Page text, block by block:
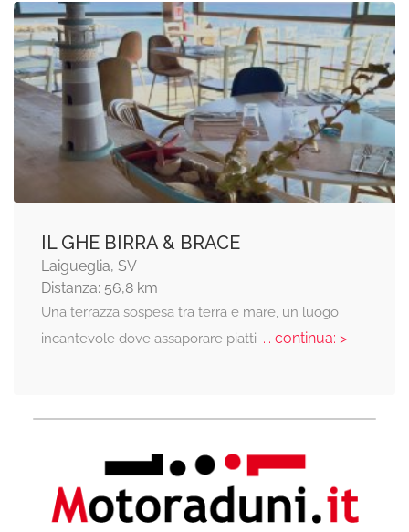
IL GHE BIRRA & BRACE
Laigueglia, SV
Distanza: 56,8 km
Una terrazza sospesa tra terra e mare, un luogo
incantevole dove assaporare piatti ... continua: >